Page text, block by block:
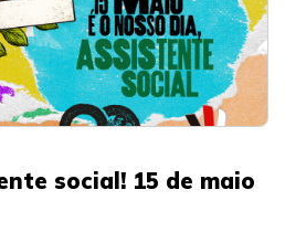
social! 15 de maio